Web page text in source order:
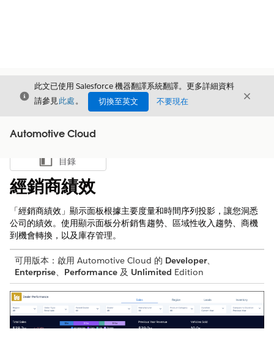
結束
此文已使用 Salesforce 機器翻譯系統翻譯。更多詳細資料
請參見此處。 切換至英文 不要現在 結束
Automotive Cloud
顯示目錄
目錄
經銷商績效
「經銷商績效」顯示面板根據主要度量和時間序列投影，讓您洞悉
公司的績效。使用顯示面板分析銷售趨勢、區域性收入趨勢、商機
到機會轉換，以及庫存管理。
可用版本：啟用 Automotive Cloud 的 Developer、
Enterprise、 Performance 及 Unlimited Edition